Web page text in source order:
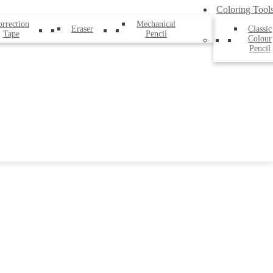
Tape
Eraser
Mechanical
Pencil
Coloring
Classic
Colour
Pencil